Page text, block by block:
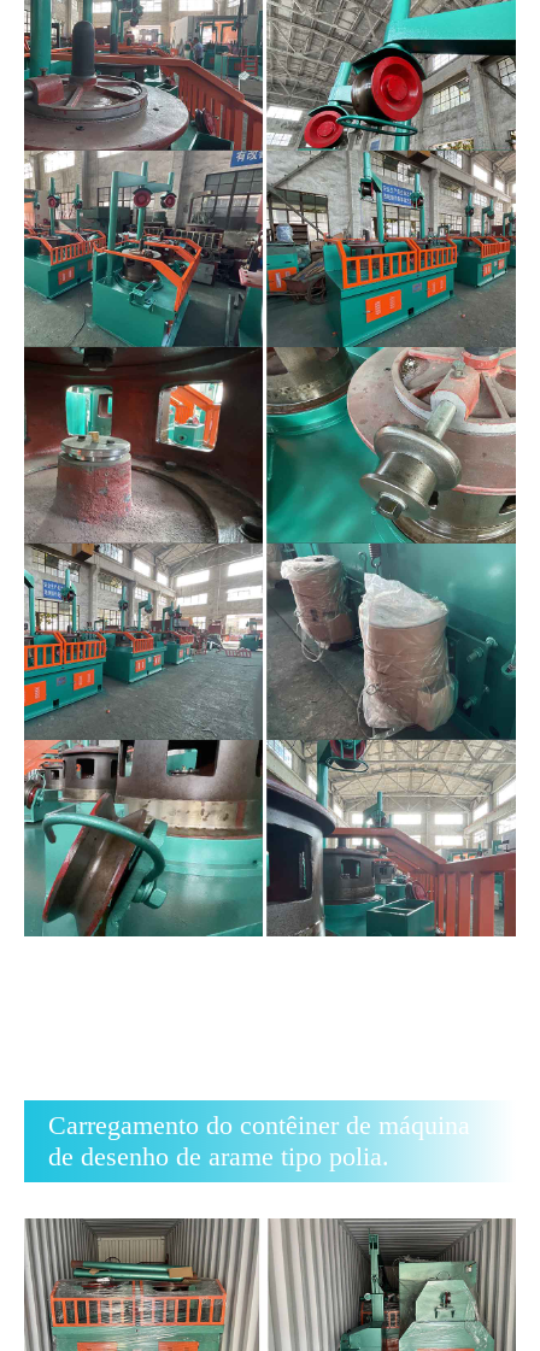
Carregamento do contêiner de máquina
de desenho de arame tipo polia.